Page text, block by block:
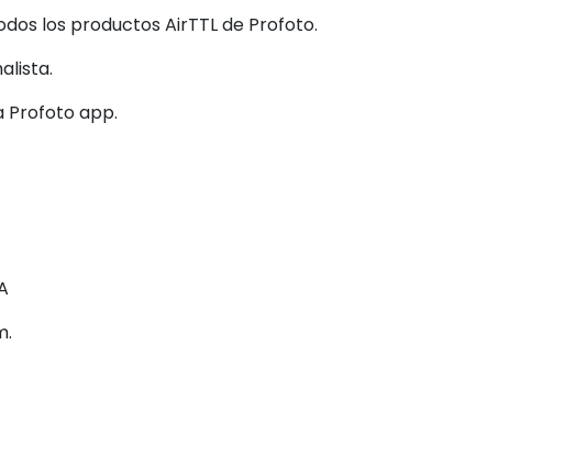
los productos AirTTL de Profoto.
Profoto app.